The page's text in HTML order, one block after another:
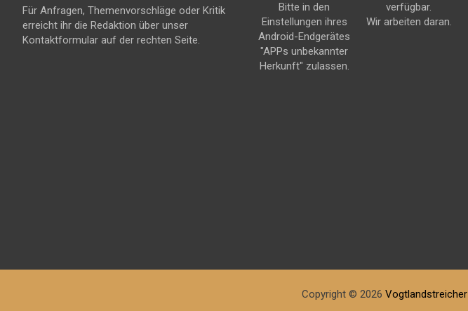
Für Anfragen, Themenvorschläge oder Kritik
erreicht ihr die Redaktion über unser
Kontaktformular auf der rechten Seite.
Bitte in den
Einstellungen ihres
Android-Endgerätes
"APPs unbekannter
Herkunft" zulassen.
verfügbar.
Wir arbeiten daran.
Copyright © 2026 Vogtlandstreicher